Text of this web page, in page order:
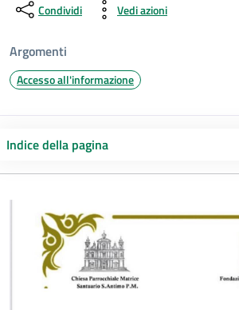
Condividi Vedi azioni
Argomenti
Accesso all'informazione
Indice della pagina